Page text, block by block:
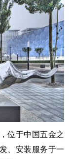
位于中国五金之
、安装服务于一